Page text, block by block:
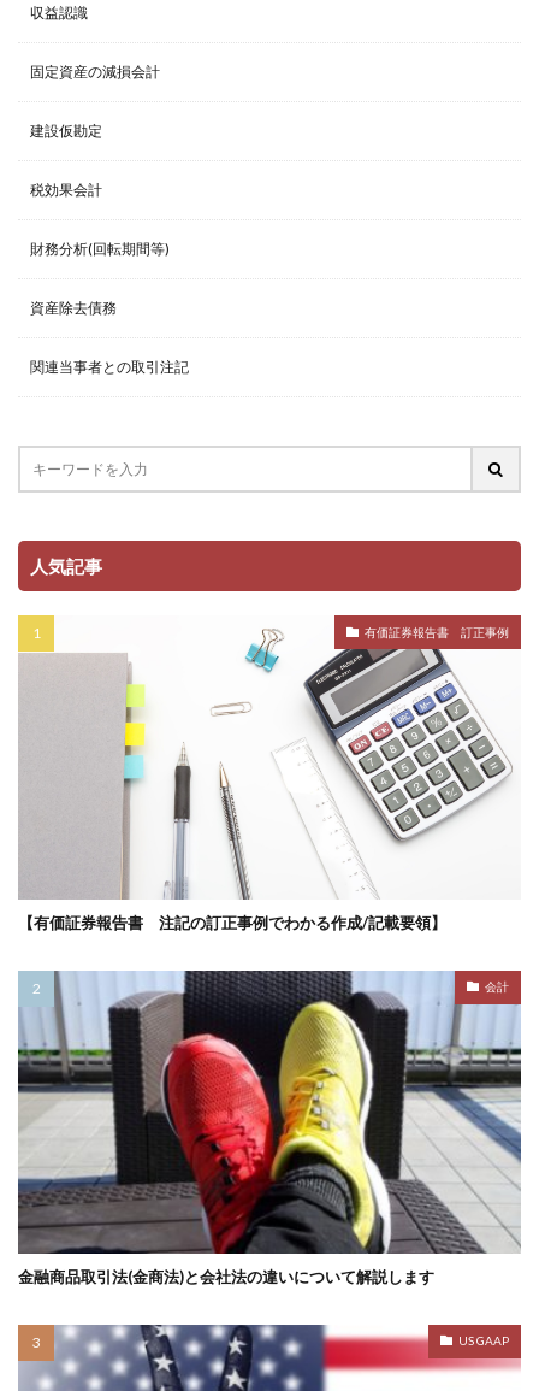
収益認識
固定資産の減損会計
建設仮勘定
税効果会計
財務分析(回転期間等)
資産除去債務
関連当事者との取引注記
人気記事
有価証券報告書 訂正事例
【有価証券報告書 注記の訂正事例でわかる作成/記載要領】
会計
金融商品取引法(金商法)と会社法の違いについて解説します
US GAAP